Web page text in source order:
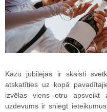
Kāzu jubilejas ir skaisti
atskatīties uz kopā
izvēlas viens otru apsveikt
uzdevums ir sniegt